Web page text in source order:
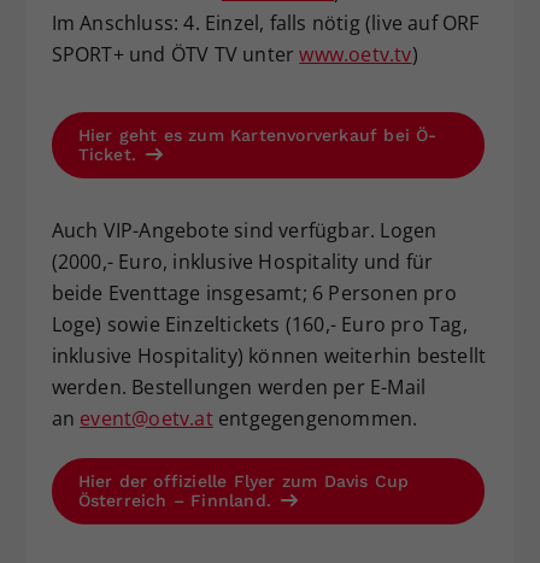
Im Anschluss: 4. Einzel, falls nötig (live auf ORF
SPORT+ und ÖTV TV unterwww.oetv.tv)
Hier geht es zum Kartenvorverkauf bei Ö-
Ticket.
Auch VIP-Angebote sind verfügbar. Logen
(2000,- Euro, inklusive Hospitality und für
beide Eventtage insgesamt; 6 Personen pro
Loge) sowie Einzeltickets (160,- Euro pro Tag,
inklusive Hospitality) können weiterhin bestellt
werden. Bestellungen werden per E-Mail
an event@oetv.atentgegengenommen.
Hier der offizielle Flyer zum Davis Cup
Österreich – Finnland.